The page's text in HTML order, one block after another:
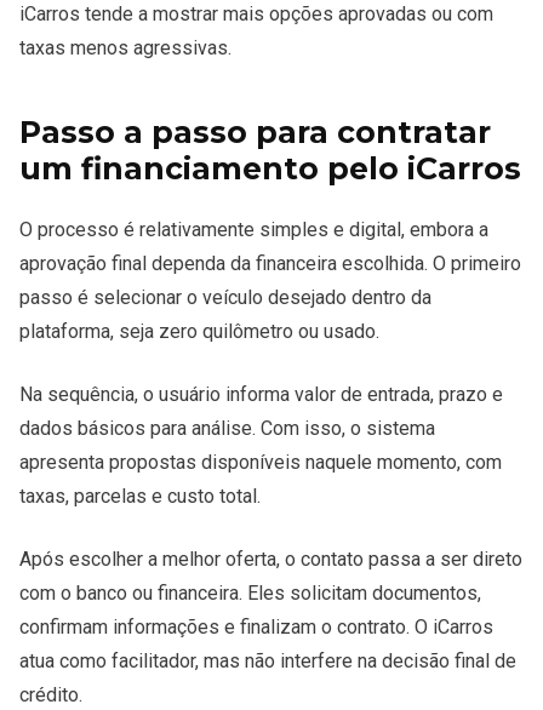
iCarros tende a mostrar mais opções aprovadas ou com
taxas menos agressivas.
Passo a passo para contratar
um financiamento pelo iCarros
O processo é relativamente simples e digital, embora a
aprovação final dependa da financeira escolhida. O primeiro
passo é selecionar o veículo desejado dentro da
plataforma, seja zero quilômetro ou usado.
Na sequência, o usuário informa valor de entrada, prazo e
dados básicos para análise. Com isso, o sistema
apresenta propostas disponíveis naquele momento, com
taxas, parcelas e custo total.
Após escolher a melhor oferta, o contato passa a ser direto
com o banco ou financeira. Eles solicitam documentos,
confirmam informações e finalizam o contrato. O iCarros
atua como facilitador, mas não interfere na decisão final de
crédito.